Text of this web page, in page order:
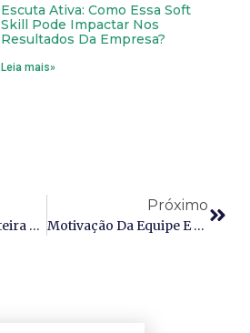
Escuta Ativa: Como Essa Soft
Skill Pode Impactar Nos
Resultados Da Empresa?
Leia mais»
O Que É Uma Cafeteira Smart?
Próximo
Motivação Da Equipe E Economia Da Confiança: O Que Isso Tem A Ver Com Seu Negócio?